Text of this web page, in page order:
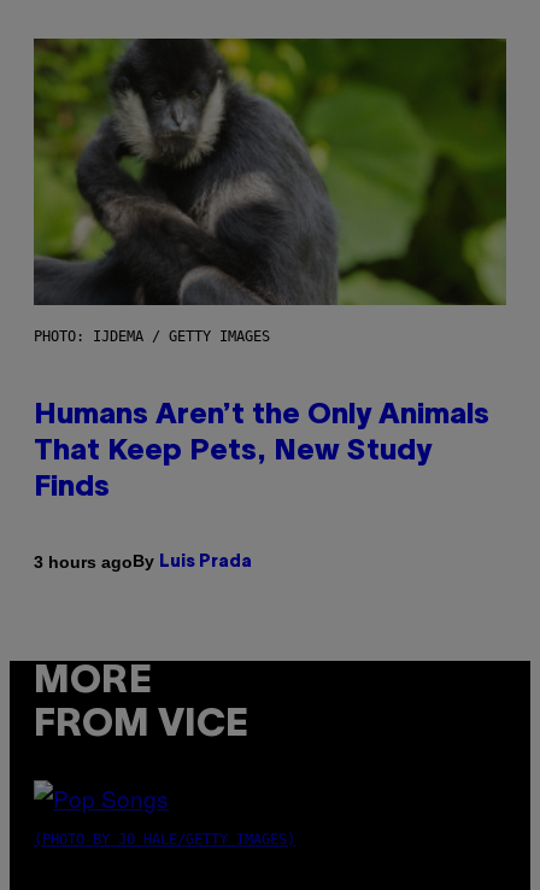
PHOTO: IJDEMA / GETTY IMAGES
Humans Aren’t the Only Animals
That Keep Pets, New Study
Finds
3 hours agoBy Luis Prada
MORE
FROM VICE
(PHOTO BY JO HALE/GETTY IMAGES)